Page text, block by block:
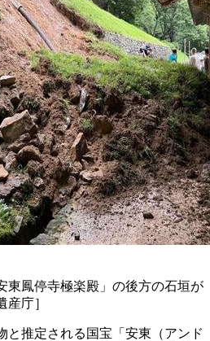
東鳳停寺極楽殿」の後方の石垣が
庁］
と推定される国宝「安東（アンド